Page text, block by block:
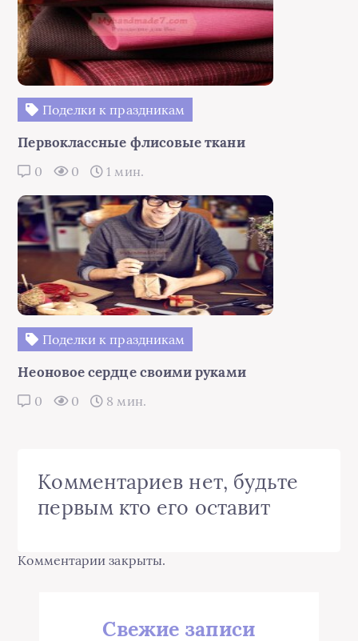
Поделки к праздникам
Первоклассные флисовые ткани
0 0 1 мин.
Поделки к праздникам
Неоновое сердце своими руками
0 0 8 мин.
Комментариев нет, будьте
первым кто его оставит
Комментарии закрыты.
Свежие записи